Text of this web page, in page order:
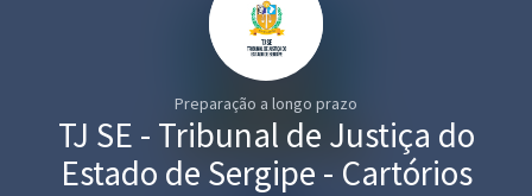
Graduação
Preparação a longo prazo
TJ SE - Tribunal de Justiça do
Estado de Sergipe - Cartórios